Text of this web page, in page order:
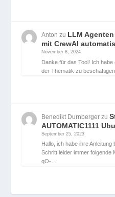
Anton zu LLM
mit CrewAI
November 8, 2024
Danke für das Tool! Ich
der Thematik zu
Benedikt Durnberger zu
AUTOMATIC1111
September 25, 2023
Hallo, ich habe ihre
Schritt leider immer folgende
qO-…